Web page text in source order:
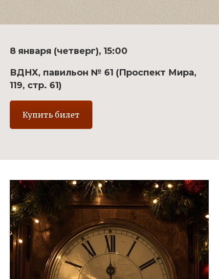
8 января (четверг), 15:00
ВДНХ, павильон № 61 (Проспект Мира,
119, стр. 61)
Купить билет